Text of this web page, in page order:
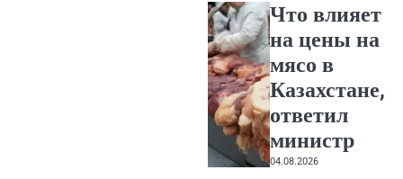
Что влияет
на цены на
мясо в
Казахстане,
ответил
министр
04.08.2026